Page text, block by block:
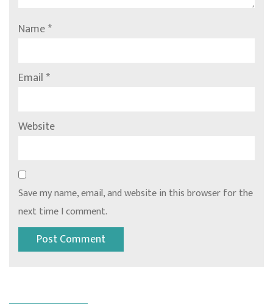
Name*
Email*
Website
Save my name, email, and website in this browser for the
next time I comment.